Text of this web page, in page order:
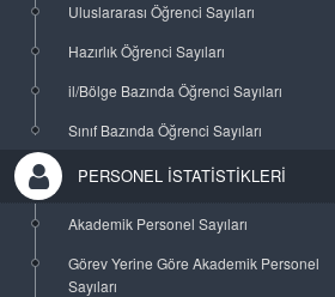
Uluslararası Öğrenci Sayıları
Hazırlık Öğrenci Sayıları
il/Bölge Bazında Öğrenci Sayıları
Sınıf Bazında Öğrenci Sayıları
PERSONEL İSTATİSTİKLERİ
Akademik Personel Sayıları
Görev Yerine Göre Akademik Personel
Sayıları